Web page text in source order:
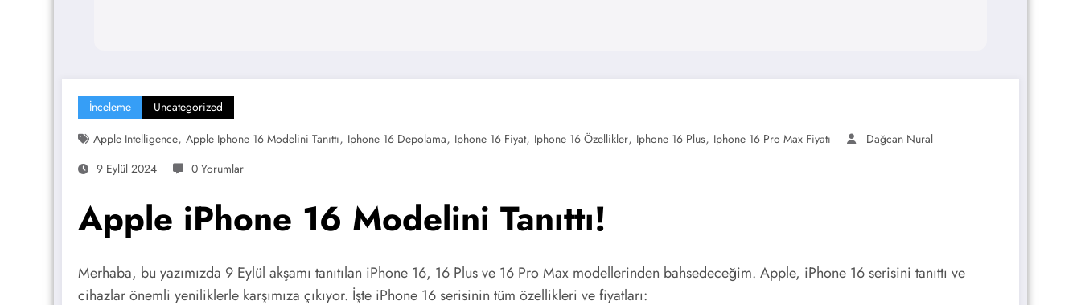
İnceleme
Uncategorized
Apple Intelligence, Apple Iphone 16 Modelini Tanıttı, Iphone 16 Depolama, Iphone 16 Fiyat, Iphone 16 Özellikler, Iphone 16 Plus, Iphone 16 Pro Max Fiyatı
Dağcan Nural
9 Eylül 2024
0 Yorumlar
Apple iPhone 16 Modelini Tanıttı!
Merhaba, bu yazımızda 9 Eylül akşamı tanıtılan iPhone 16, 16 Plus ve 16 Pro Max modellerinden bahsedeceğim. Apple, iPhone 16 serisini tanıttı ve
cihazlar önemli yeniliklerle karşımıza çıkıyor. İşte iPhone 16 serisinin tüm özellikleri ve fiyatları: